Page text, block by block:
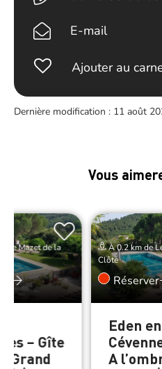
E-mail
Ajouter au
Dernière modification : 11 août
Vous
Le Mazet de la
– Gîte
Grand
À 0.2 km de
Clôte
Réserver
Eden en
A